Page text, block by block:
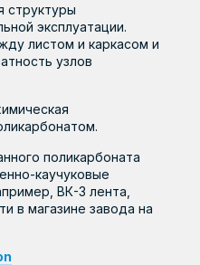
структуры
эксплуатации.
листом и каркасом и
узлов
поликарбоната
каучуковые
ВК-3 лента,
в магазине завода на